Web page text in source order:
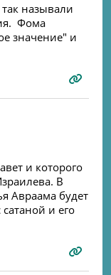
называли
Фома
значение" и
и которого
В
Авраама будет
и его